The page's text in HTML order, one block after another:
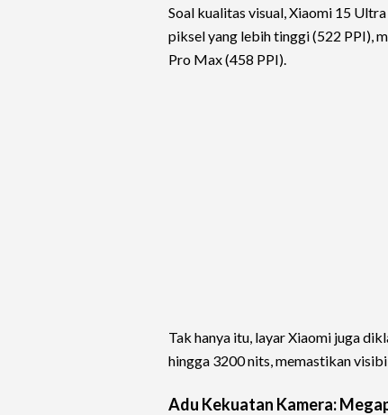
Soal kualitas visual, Xiaomi 15
piksel yang lebih tinggi (522 PPI),
Pro Max (458 PPI).
Tak hanya itu, layar Xiaomi juga
hingga 3200 nits, memastikan
Adu Kekuatan Kamera: